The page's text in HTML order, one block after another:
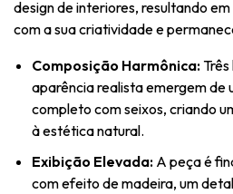
design de interiores, resultando
com a sua criatividade e
Composição Harmônica:
aparência realista emergem de
completo com seixos, criando
à estética natural.
Exibição Elevada: A peça é
com efeito de madeira, um